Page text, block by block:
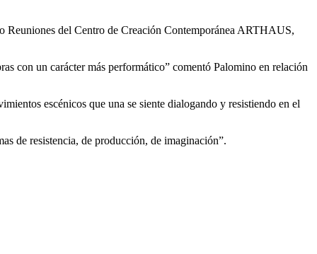
Reuniones del Centro de Creación Contemporánea ARTHAUS,
con un carácter más performático” comentó Palomino en relación
escénicos que una se siente dialogando y resistiendo en el
de resistencia, de producción, de imaginación”.